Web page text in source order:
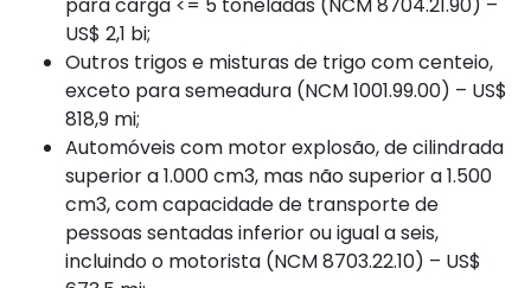
para carga <= 5 toneladas (NCM 8704.21.90) –
US$ 2,1 bi;
Outros trigos e misturas de trigo com centeio,
exceto para semeadura (NCM 1001.99.00) – US$
818,9 mi;
Automóveis com motor explosão, de cilindrada
superior a 1.000 cm3, mas não superior a 1.500
cm3, com capacidade de transporte de
pessoas sentadas inferior ou igual a seis,
incluindo o motorista (NCM 8703.22.10) – US$